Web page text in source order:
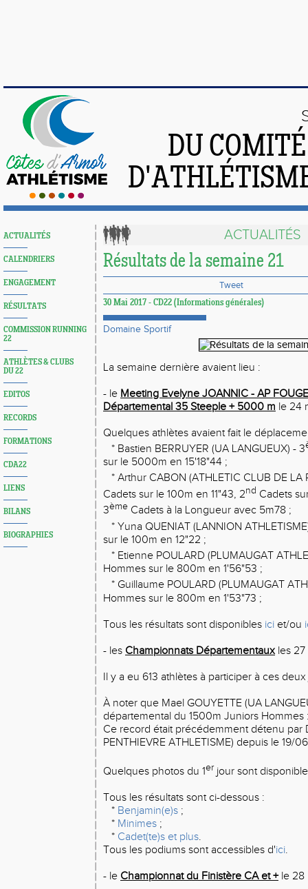
DU
ACTUALITÉS
CALENDRIERS
ENGAGEMENT
RÉSULTATS
COMMISSION RUNNING
22
ATHLÈTES & CLUBS
DU 22
EDITOS
RECORDS
FORMATIONS
CDA22
LIENS
BILANS
BIOGRAPHIES
ACTUALITÉS
Résultats de la semaine 21
Tweet
30 Mai 2017 - CD22 (Informations générales)
Domaine Sportif
La semaine dernière avaient lieu :
- le Meeting Evelyne JOANNIC - AP
Départemental 35 Steeple + 5000 m le 24
Quelques athlètes avaient fait le
* Bastien BERRUYER (UA LANGUEUX) - 3
sur le 5000m en 15'18"44 ;
* Arthur CABON (ATHLETIC CLUB DE LA
Cadets sur le 100m en 11"43, 2nd Cadets
3ème Cadets à la Longueur avec 5m78 ;
* Yuna QUENIAT (LANNION
sur le 100m en 12"22 ;
* Etienne POULARD (PLUMAUGAT
Hommes sur le 800m en 1'56"53 ;
* Guillaume POULARD (PLUMAUGAT
Hommes sur le 800m en 1'53"73 ;
Tous les résultats sont disponibles ici et/ou
- les Championnats Départementauxles 27
Il y a eu 613 athlètes à participer à ces
À noter que Mael GOUYETTE (UA
départemental du 1500m Juniors Hommes
Ce record était précédemment détenu par
PENTHIEVRE ATHLETISME) depuis le 19/
Quelques photos du 1er jour sont
Tous les résultats sont ci-dessous :
* Benjamin(e)s ;
* Minimes ;
* Cadet(te)s et plus.
Tous les podiums sont accessibles d'ici.
- le Championnat du Finistère CA et +le 28